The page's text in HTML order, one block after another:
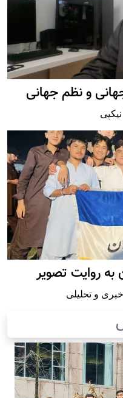
و نظم جهانی
نیکپی
به روایت تصویر
و تحلیلی